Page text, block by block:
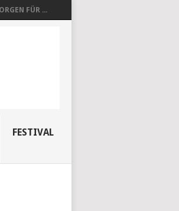
FÜR ...
FESTIVAL